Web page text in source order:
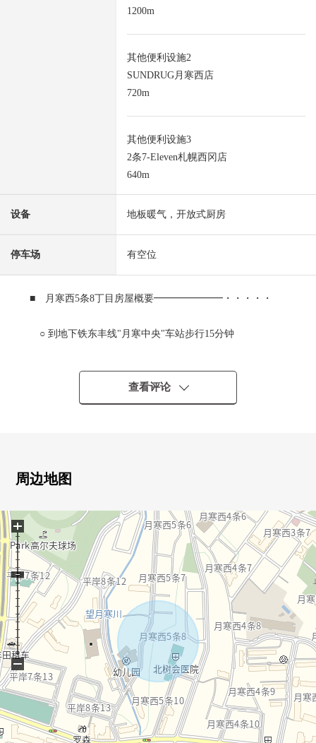
1200m
其他便利设施2
SUNDRUG月寒西店
720m
其他便利设施3
2条7-Eleven札幌西冈店
640m
设备 地板暖气，开放式厨房
停车场 有空位
■ 月寒西5条8丁目房屋概要━━━━━━━・・・・・
○ 到地下铁东丰线"月寒中央"车站步行15分钟
○ 建筑面积229.13平米(约69.3坪)
○ 土地面积637.31平米(约192.7坪)
○ 1组可脱卸的乾式瓷砖外壁
○ 地板暖气
○ 木窗扇
○ 在2楼，宽敞的Terrace
○ 在厨房，采用没有接触的栓，也设置食器洗乾燥機
○ 在1楼.2楼洗脸室、厕所、浴室(淋浴房)设置
○ 有高级感的门口、正门大厅
○ 有包含宽敞的停车位，组的算式车库
○ 在用地里面的街道(铺设部分)，road加热敷设
查看评论
周边地图
+
−